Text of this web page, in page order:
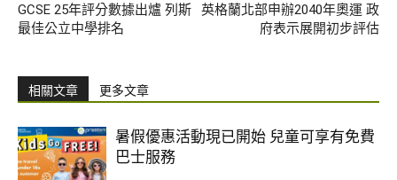
GCSE 25年評分數據出爐 列斯
最佳公立中學排名
英格蘭北部申辦2040年奧運 政
府表示展開初步評估
相關文章 更多文章
暑假優惠活動現已開始 兒童可享有免費
巴士服務